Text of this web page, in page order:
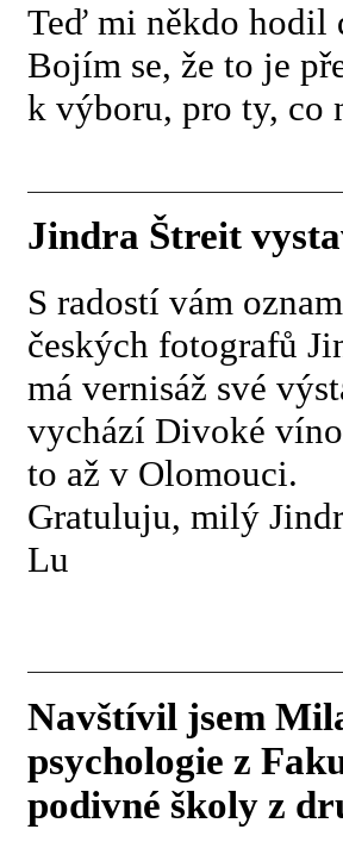
Teď mi někdo hodil
Bojím se, že to je
k výboru, pro ty, co
Jindra Štreit
S radostí vám
českých fotografů
má vernisáž své
vychází Divoké
to až v Olomouci.
Gratuluju, milý
Lu
Navštívil jsem
psychologie z
podivné školy z